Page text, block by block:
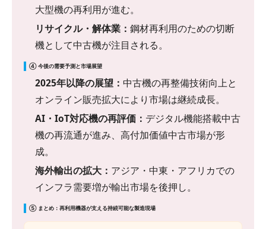
大型機の再利用が進む。
リサイクル・解体業： 鋼材再利用のための切断
機として中古機が注目される。
④ 今後の需要予測と市場展望
2025年以降の展望： 中古機の再整備技術向上と
オンライン販売拡大により市場は継続成長。
AI・IoT対応機の再評価： デジタル機能搭載中古
機の再流通が進み、高付加価値中古市場が形
成。
海外輸出の拡大： アジア・中東・アフリカでの
インフラ需要増が輸出市場を後押し。
⑤ まとめ：再利用機器が支える持続可能な製造現場